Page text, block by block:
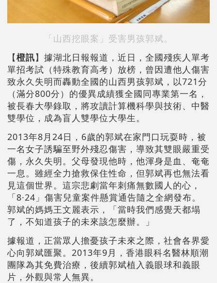
「山西挖眼案」受害男孩郭斌。
【橙訊】據湖北日報報道，近日，全國殘疾人單考
單招考試（特殊教育高考）放榜，曾因遭他人傷害
致永久失明而轟動全國的山西男孩郭斌，以721分
（滿分800分）的優異成績獲全國同專業第一名，
被長春大學錄取，將攻讀計算機科學與技術、中醫
雙學位，成為盲人雙學位大學生。
2013年8月24日，6歲的郭斌在家門口玩耍時，被
一名女子誘騙至野外殘忍傷害，導致其雙眼嚴重受
傷，永久失明。父母發現他時，他渾身是血、奄奄
一息。雖經全力搶救保住性命，但郭斌再也無法看
見這個世界。這宗悲劇當年刺痛無數國人的心，
「8·24」傷害兒童案件懸賞通告隨之全網發布。
郭斌的媽媽王文麗表示，「當時我們感覺天都塌
了，不知道孩子的未來該怎麼辦。」
據報道，正當眾人擔憂孩子未來之際，社會各界愛
心向郭斌匯聚。2013年9月，香港眼科名醫林順潮
團隊為其免費治療，後續郭斌植入義眼球和義眼
片，外觀與常人無異。